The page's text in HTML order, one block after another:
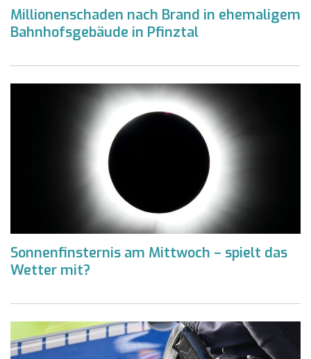
Millionenschaden nach Brand in ehemaligem
Bahnhofsgebäude in Pfinztal
Sonnenfinsternis am Mittwoch – spielt das
Wetter mit?